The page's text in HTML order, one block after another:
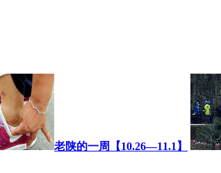
老陕的一周【10.26—11.1】